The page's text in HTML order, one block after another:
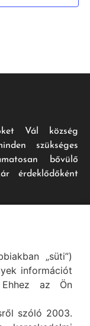
Vál község
szükséges
bővülő
érdeklődőként
„süti”)
információt
Ehhez az Ön
szóló 2003.